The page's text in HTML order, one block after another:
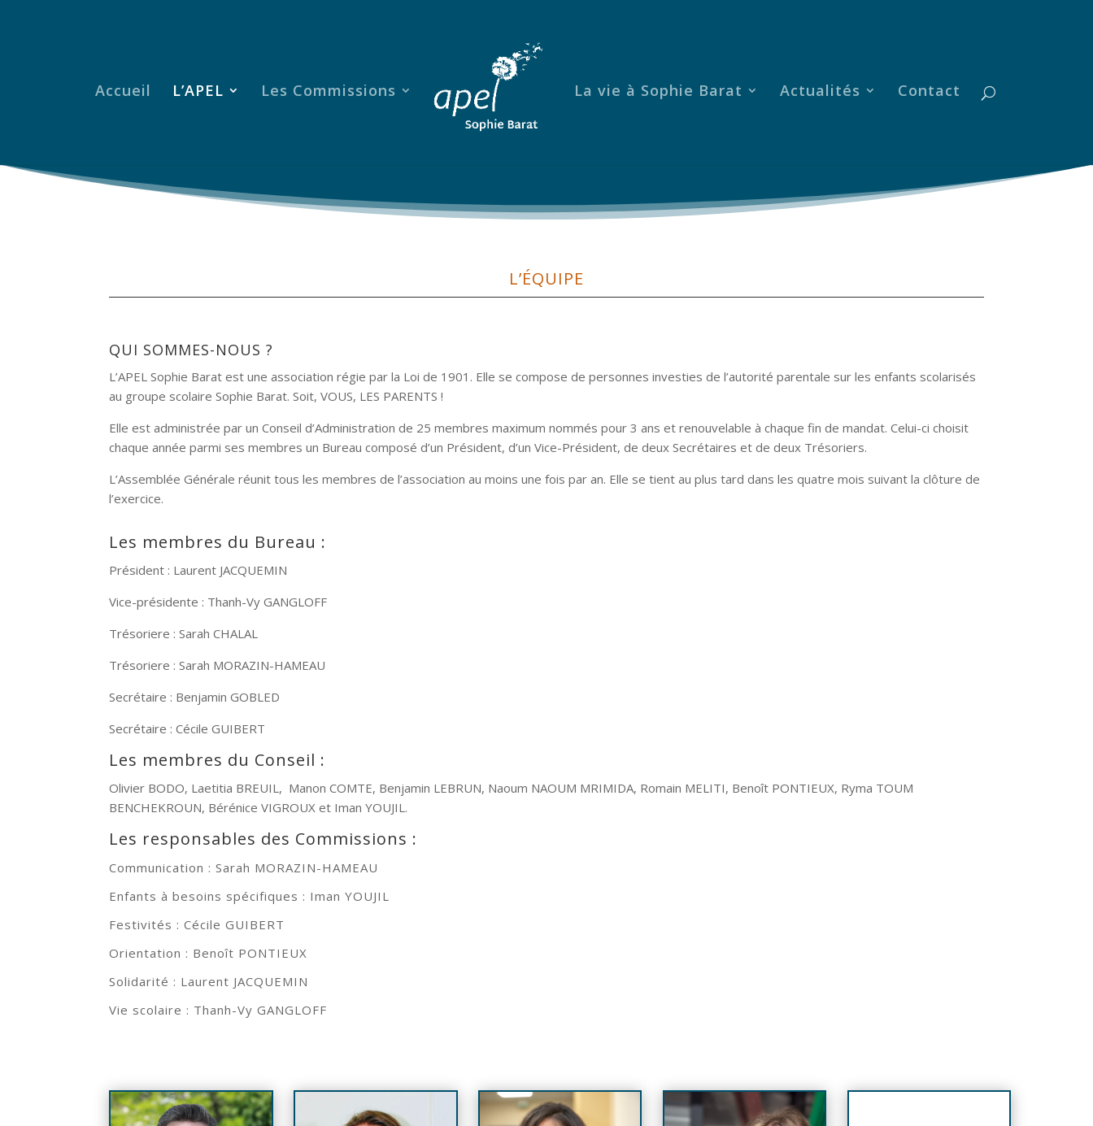
Accueil L’APEL Les Commissions La vie à Sophie Barat Actualités Contact
L’ÉQUIPE
QUI SOMMES-NOUS ?
L’APEL Sophie Barat est une association régie par la Loi de 1901. Elle se compose de personnes investies de l’autorité parentale sur les enfants scolarisés
au groupe scolaire Sophie Barat. Soit, VOUS, LES PARENTS !
Elle est administrée par un Conseil d’Administration de 25 membres maximum nommés pour 3 ans et renouvelable à chaque fin de mandat. Celui-ci choisit
chaque année parmi ses membres un Bureau composé d’un Président, d’un Vice-Président, de deux Secrétaires et de deux Trésoriers.
L’Assemblée Générale réunit tous les membres de l’association au moins une fois par an. Elle se tient au plus tard dans les quatre mois suivant la clôture de
l’exercice.
Les membres du Bureau :
Président : Laurent JACQUEMIN
Vice-présidente : Thanh-Vy GANGLOFF
Trésoriere : Sarah CHALAL
Trésoriere : Sarah MORAZIN-HAMEAU
Secrétaire : Benjamin GOBLED
Secrétaire : Cécile GUIBERT
Les membres du Conseil :
Olivier BODO, Laetitia BREUIL, Manon COMTE, Benjamin LEBRUN, Naoum NAOUM MRIMIDA, Romain MELITI, Benoît PONTIEUX, Ryma TOUM
BENCHEKROUN, Bérénice VIGROUX et Iman YOUJIL.
Les responsables des Commissions :
Communication : Sarah MORAZIN-HAMEAU
Enfants à besoins spécifiques : Iman YOUJIL
Festivités : Cécile GUIBERT
Orientation : Benoît PONTIEUX
Solidarité : Laurent JACQUEMIN
Vie scolaire : Thanh-Vy GANGLOFF